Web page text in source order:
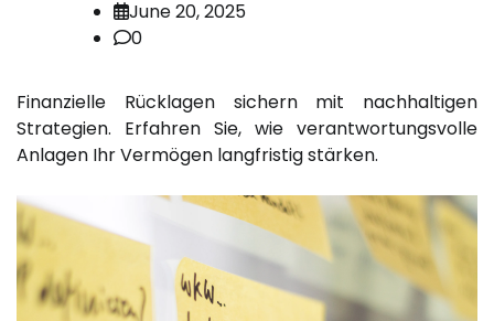
June 20, 2025
0
Finanzielle Rücklagen sichern mit nachhaltigen
Strategien. Erfahren Sie, wie verantwortungsvolle
Anlagen Ihr Vermögen langfristig stärken.